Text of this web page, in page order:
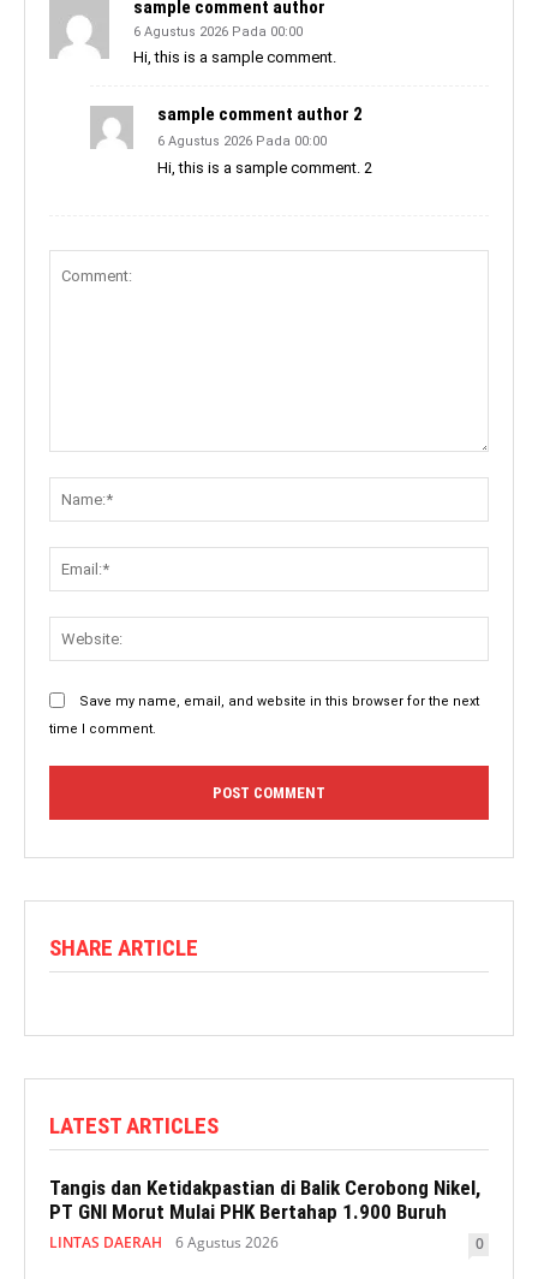
sample comment author
6 Agustus 2026 Pada 00:00
Hi, this is a sample comment.
sample comment author 2
6 Agustus 2026 Pada 00:00
Hi, this is a sample comment. 2
Save my name, email, and website in this browser for the next
time I comment.
SHARE ARTICLE
LATEST ARTICLES
Tangis dan Ketidakpastian di Balik Cerobong Nikel,
PT GNI Morut Mulai PHK Bertahap 1.900 Buruh
LINTAS DAERAH 6 Agustus 2026 0